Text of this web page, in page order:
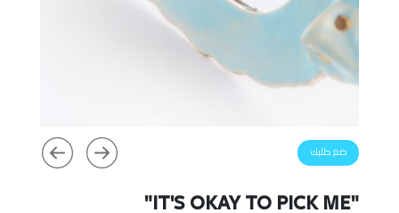
ضع طلبك
"IT'S OKAY TO PICK ME"